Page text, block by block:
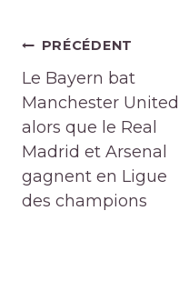
Navigation
de
l’article
PRÉCÉDENT
Le Bayern bat
Manchester United
alors que le Real
Madrid et Arsenal
gagnent en Ligue
des champions